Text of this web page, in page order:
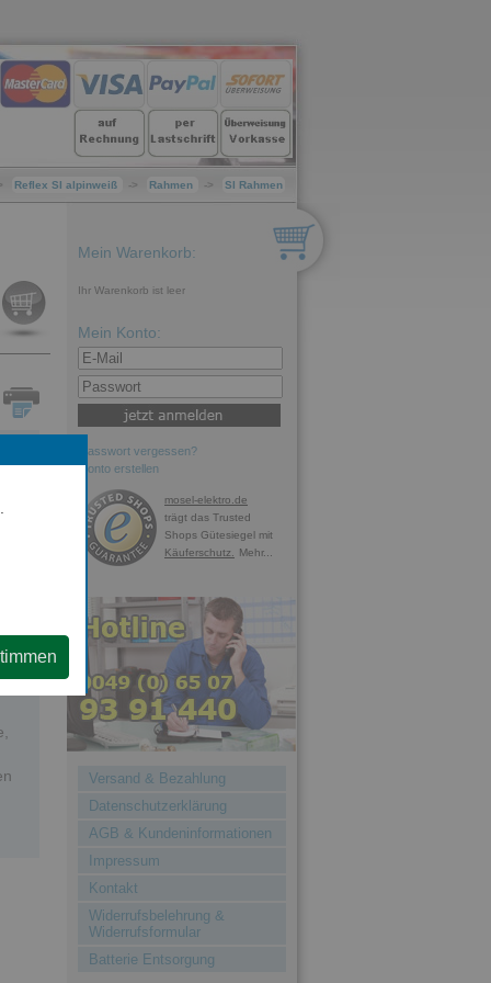
Reflex SI alpinweiß -> Rahmen -> SI Rahmen
Mein Warenkorb:
Ihr Warenkorb ist leer
Mein Konto:
Passwort vergessen?
Konto erstellen
mosel-elektro.de
trägt das Trusted
Shops Gütesiegel mit
Käuferschutz.
Mehr...
Versand & Bezahlung
Datenschutzerklärung
AGB & Kundeninformationen
Impressum
Kontakt
Widerrufsbelehrung &
Widerrufsformular
Batterie Entsorgung